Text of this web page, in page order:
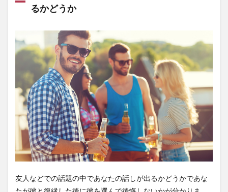
るかどうか
友人などでの話題の中であなたの話しが出るかどうかであな